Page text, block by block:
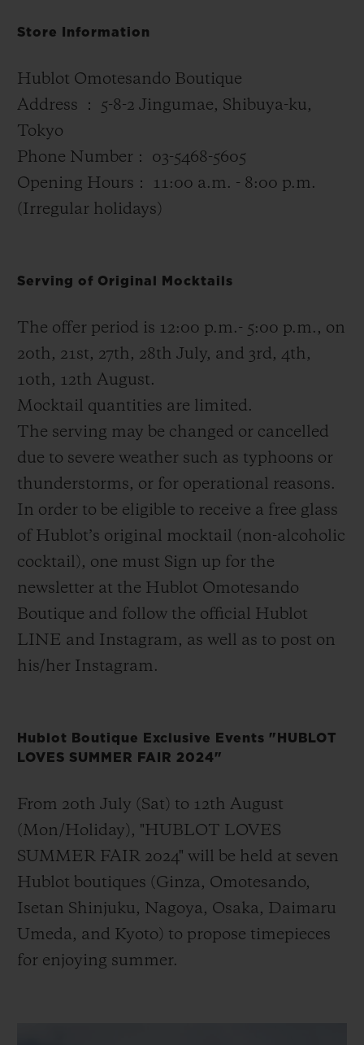
Store Information
Hublot Omotesando Boutique
Address ： 5-8-2 Jingumae, Shibuya-ku,
Tokyo
Phone Number： 03-5468-5605
Opening Hours： 11:00 a.m. - 8:00 p.m.
(Irregular holidays)
Serving of Original Mocktails
The offer period is 12:00 p.m.- 5:00 p.m., on
20th, 21st, 27th, 28th July, and 3rd, 4th,
10th, 12th August.
Mocktail quantities are limited.
The serving may be changed or cancelled
due to severe weather such as typhoons or
thunderstorms, or for operational reasons.
In order to be eligible to receive a free glass
of Hublot’s original mocktail (non-alcoholic
cocktail), one must Sign up for the
newsletter at the Hublot Omotesando
Boutique and follow the official Hublot
LINE and Instagram, as well as to post on
his/her Instagram.
Hublot Boutique Exclusive Events "HUBLOT
LOVES SUMMER FAIR 2024"
From 20th July (Sat) to 12th August
(Mon/Holiday), "HUBLOT LOVES
SUMMER FAIR 2024" will be held at seven
Hublot boutiques (Ginza, Omotesando,
Isetan Shinjuku, Nagoya, Osaka, Daimaru
Umeda, and Kyoto) to propose timepieces
for enjoying summer.